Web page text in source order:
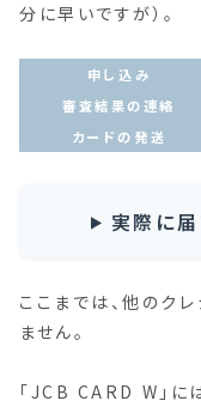
分に早いですが）。
申し込み
審査結果の連絡
カードの発送
実際に
ここまでは、他のク
ません。
「JCB CARD W」に